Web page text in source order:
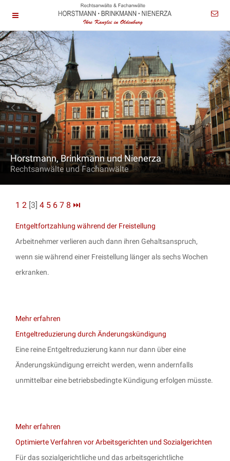
Horstmann, Brinkmann und Nienerza
Rechtsanwälte und Fachanwälte
1 2 [3] 4 5 6 7 8 ⏭
Entgeltfortzahlung während der Freistellung
Arbeitnehmer verlieren auch dann ihren Gehaltsanspruch,
wenn sie während einer Freistellung länger als sechs Wochen
erkranken.
Mehr erfahren
Entgeltreduzierung durch Änderungskündigung
Eine reine Entgeltreduzierung kann nur dann über eine
Änderungskündigung erreicht werden, wenn andernfalls
unmittelbar eine betriebsbedingte Kündigung erfolgen müsste.
Mehr erfahren
Optimierte Verfahren vor Arbeitsgerichten und Sozialgerichten
Für das sozialgerichtliche und das arbeitsgerichtliche